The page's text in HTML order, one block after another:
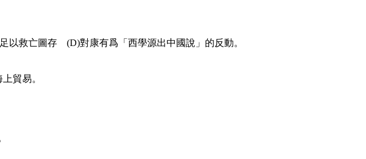
救亡圖存 (D)對康有爲「西學源出中國說」的反動。
貿易。